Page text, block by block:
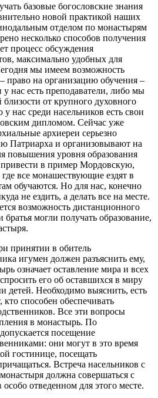
базовые богословские знания
новой практикой наших
отделом по монастырям
несколько способов получения
процесс обсуждения
максимально удобных для
мы имеем возможность
право на организацию обучения –
у нас есть преподаватели, либо мы
от крупного духовного
у нас среди насельников есть свои
дипломом. Сейчас уже
архиереи серьезно
Патриарха и организовывают на
повышения уровня образования
в пример Мордовскую,
все монашествующие ездят в
обучаются. Но для нас, конечно
не ездить, а делать все на месте.
возможность дистанционного
могли получать образование,
принятии в обитель
игумен должен разъяснить ему,
означает оставление мира и всех
его об оставшихся в миру
детей. Необходимо выяснить, есть
кто способен обеспечивать
Все эти вопросы
в монастырь. По
посещение
они могут в это время
гостинице, посещать
Встреча насельников с
должна совершаться с
отведенном для этого месте.